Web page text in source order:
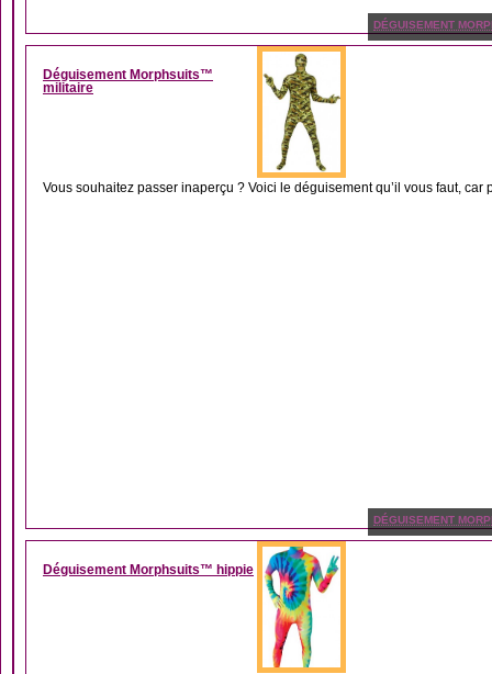
DÉGUISEMENT
Déguisement Morphsuits™
militaire
Vous souhaitez passer inaperçu ? Voici le déguisement qu’il vous faut, car
DÉGUISEMENT
Déguisement Morphsuits™ hippie